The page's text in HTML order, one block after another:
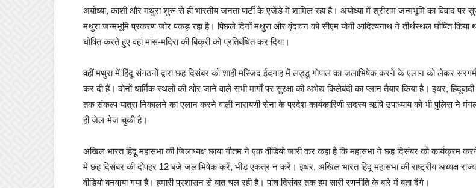
अयोध्या, काशी और मथुरा शुरू से ही भारतीय जनता पार्टी के एजेंडे में शामिल रहा है। अयोध्या में श्रीराम जन्मभूमि का विवाद पर
मथुरा जन्मभूमि प्रकरण जोर पकड़ रहा है। पिछले दिनों मथुरा और वृंदावन को सीएम योगी आदित्यनाथ ने तीर्थस्थल घोषित
घोषित करते हुए वहां मांस-मदिरा की बिक्री को प्रतिबंधित कर दिया।
वहीं मथुरा में हिंदू संगठनों द्वारा छह दिसंबर को शाही मस्जिद ईदगाह में लड्डू गोपाल का जलाभिषेक करने के एलान को लेकर
कर दी हैं। दोनों धार्मिक स्थलों की ओर जाने वाले सभी मार्गों पर सुरक्षा की अभेद्य किलेबंदी का प्लान तैयार किया है। इधर,
तक संकल्प यात्रा निकालने का एलान करने वाली नारायणी सेना के प्रदेश कार्यकारिणी सदस्य ऋषि उपाध्याय को भी पुलिस ने
ही जेल भेज चुकी है।
अखिल भारत हिंदूू महासभा की जिलाध्यक्ष छाया गौतम ने एक वीडियो जारी कर कहा है कि महासभा ने छह दिसंबर को
में छह दिसंबर की दोपहर 12 बजे जलाभिषेक करें, भीड़ एकत्र न करें। इधर, अखिल भारत हिंदू महासभा की राष्ट्रीय अध्यक्ष
वीडियो बनवाया गया है। हमारी प्रशासन से बात चल रही है। पांच दिसंबर तक हम सारी रणनीति के बारे में बता देंगे।